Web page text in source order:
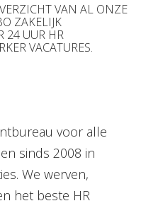
VAN AL ONZE
ZAKELIJK
24 UUR HR
VACATURES.
voor alle
sinds 2008 in
We werven,
het beste HR